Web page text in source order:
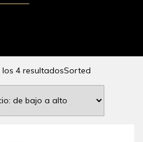
4 resultadosSorted